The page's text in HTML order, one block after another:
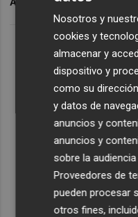
ARCHIVADO EN VILLAR
Nosotros y
cookies y
almacenar y
dispositivo y
como su
y datos de
anuncios y
anuncios y
sobre la
Proveedores de
pueden procesar
otros fines,